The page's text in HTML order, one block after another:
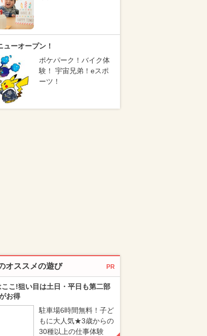
ューオープン！
ポケパーク！バイク体
験！ 宇宙兄弟！eスポ
ーツ！
オススメの遊び PR
こ!狙い目は土日・平日も第二部
お得
駐車場6時間無料！子ど
もに大人気★3歳からの
30種以上の仕事体験